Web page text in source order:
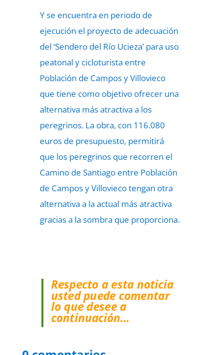
Y se encuentra en periodo de
ejecución el proyecto de adecuación
del ‘Sendero del Río Ucieza’ para uso
peatonal y cicloturista entre
Población de Campos y Villovieco
que tiene como objetivo ofrecer una
alternativa más atractiva a los
peregrinos. La obra, con 116.080
euros de presupuesto, permitirá
que los peregrinos que recorren el
Camino de Santiago entre Población
de Campos y Villovieco tengan otra
alternativa a la actual más atractiva
gracias a la sombra que proporciona.
Respecto a esta noticia
usted puede comentar
lo que desee a
continuación…